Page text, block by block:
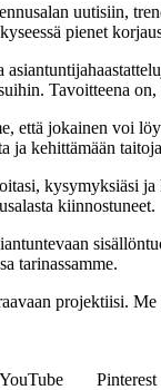
uutisiin,
pienet
Tavoitteena
että jokainen voi
ja kehittämään
kysymyksiäsi
kiinnostuneet.
tarinassamme.
projektiisi.
YouTube Pinterest